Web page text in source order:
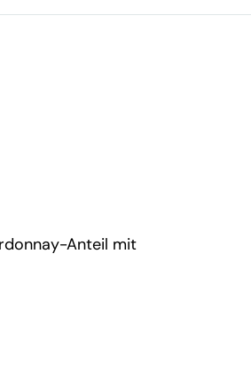
Anteil mit